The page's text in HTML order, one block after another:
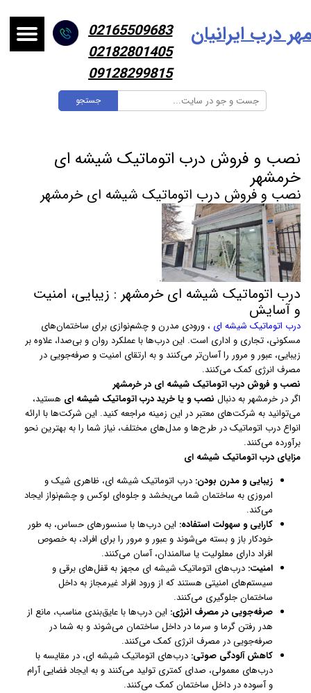
جستجو
درب ایرانیان
02165509683
02182801405
09128299815
نصب و فروش درب اتوماتیک شیشه ای
خرمشهر
نصب و فروش درب اتوماتیک شیشه ای خرمشهر
.
درب اتوماتیک شیشه ای خرمشهر : زیبایی، امنیت
و آسایش
درب اتوماتیک شیشه ای ، ورودی مدرن و چشم‌نوازی برای ساختمان‌های
مسکونی، تجاری و اداری است. این درب‌ها با عملکرد روان و بی‌صدا، علاوه بر
زیبایی، عبور و مرور را آسان‌تر می‌کنند و به ارتقای امنیت و صرفه‌جویی در
مصرف انرژی کمک می‌کنند.
نصب و فروش درب اتوماتیک شیشه ای در خرمشهر
اگر در خرمشهر به دنبال نصب و یا خرید درب اتوماتیک شیشه ای هستید،
می‌توانید به شرکت‌های معتبر در این زمینه مراجعه کنید. این شرکت‌ها با ارائه
انواع درب اتوماتیک در طرح‌ها و مدل‌های مختلف، نیاز شما را به بهترین نحو
برآورده می‌کنند.
مزایای درب اتوماتیک شیشه ای
زیبایی و مدرن بودن: درب اتوماتیک شیشه ای، ظاهری شیک و
امروزی به ساختمان شما می‌بخشد و جلوه‌ای لوکس و چشم‌نواز ایجاد
می‌کند.
کارایی و سهولت استفاده: این درب‌ها با سنسورهای حساس، به طور
خودکار باز و بسته می‌شوند و عبور و مرور را برای افراد، به خصوص
افراد دارای معلولیت یا سالمندان، آسان می‌کنند.
امنیت: درب‌های اتوماتیک شیشه ای مجهز به قفل‌های برقی و
سیستم‌های امنیتی هستند که از ورود افراد غیرمجاز به داخل
ساختمان جلوگیری می‌کنند.
صرفه‌جویی در مصرف انرژی: این درب‌ها با عایق‌بندی مناسب، مانع از
هدر رفتن گرما و سرما در داخل ساختمان می‌شوند و به شما در
صرفه‌جویی در مصرف انرژی کمک می‌کنند.
کاهش آلودگی صوتی: درب‌های اتوماتیک شیشه ای، در مقایسه با
درب‌های معمولی، صدای کمتری تولید می‌کنند و به ایجاد فضایی آرام
و آسوده در داخل ساختمان کمک می‌کنند.